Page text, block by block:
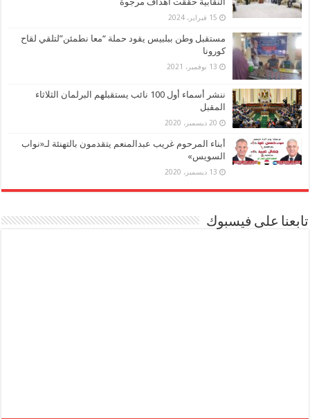
15 فبراير، 2024
مستقبل وطن ببلبيس يقود حملة “معا نطمئن”لتلقي لقاح
كورونا
13 نوفمبر، 2021
ننشر أسماء أول 100 نائب يستقبلهم البرلمان الثلاثاء
المقبل
20 ديسمبر، 2020
أبناء المرحوم غريب عبدالمنعم يتقدمون بالتهنئة لـ«نواب
السويس»
13 ديسمبر، 2020
تابعنا على فيسبوك